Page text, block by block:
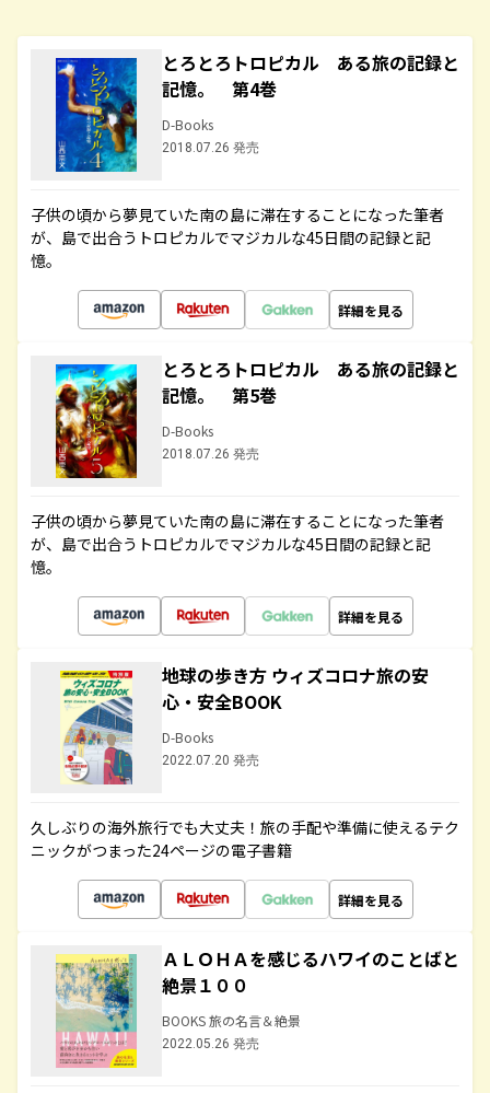
とろとろトロピカル ある旅の記録と
記憶。 第4巻
D-Books
2018.07.26 発売
子供の頃から夢見ていた南の島に滞在することになった筆者
が、島で出合うトロピカルでマジカルな45日間の記録と記
憶。
詳細を見る
とろとろトロピカル ある旅の記録と
記憶。 第5巻
D-Books
2018.07.26 発売
子供の頃から夢見ていた南の島に滞在することになった筆者
が、島で出合うトロピカルでマジカルな45日間の記録と記
憶。
詳細を見る
地球の歩き方 ウィズコロナ旅の安
心・安全BOOK
D-Books
2022.07.20 発売
久しぶりの海外旅行でも大丈夫！旅の手配や準備に使えるテク
ニックがつまった24ページの電子書籍
詳細を見る
ＡＬＯＨＡを感じるハワイのことばと
絶景１００
BOOKS 旅の名言＆絶景
2022.05.26 発売